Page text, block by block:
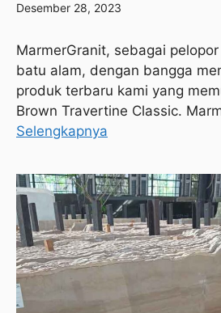
Desember 28, 2023
MarmerGranit, sebagai
batu alam, dengan bangga
produk terbaru kami yang
Brown Travertine Classic.
Selengkapnya